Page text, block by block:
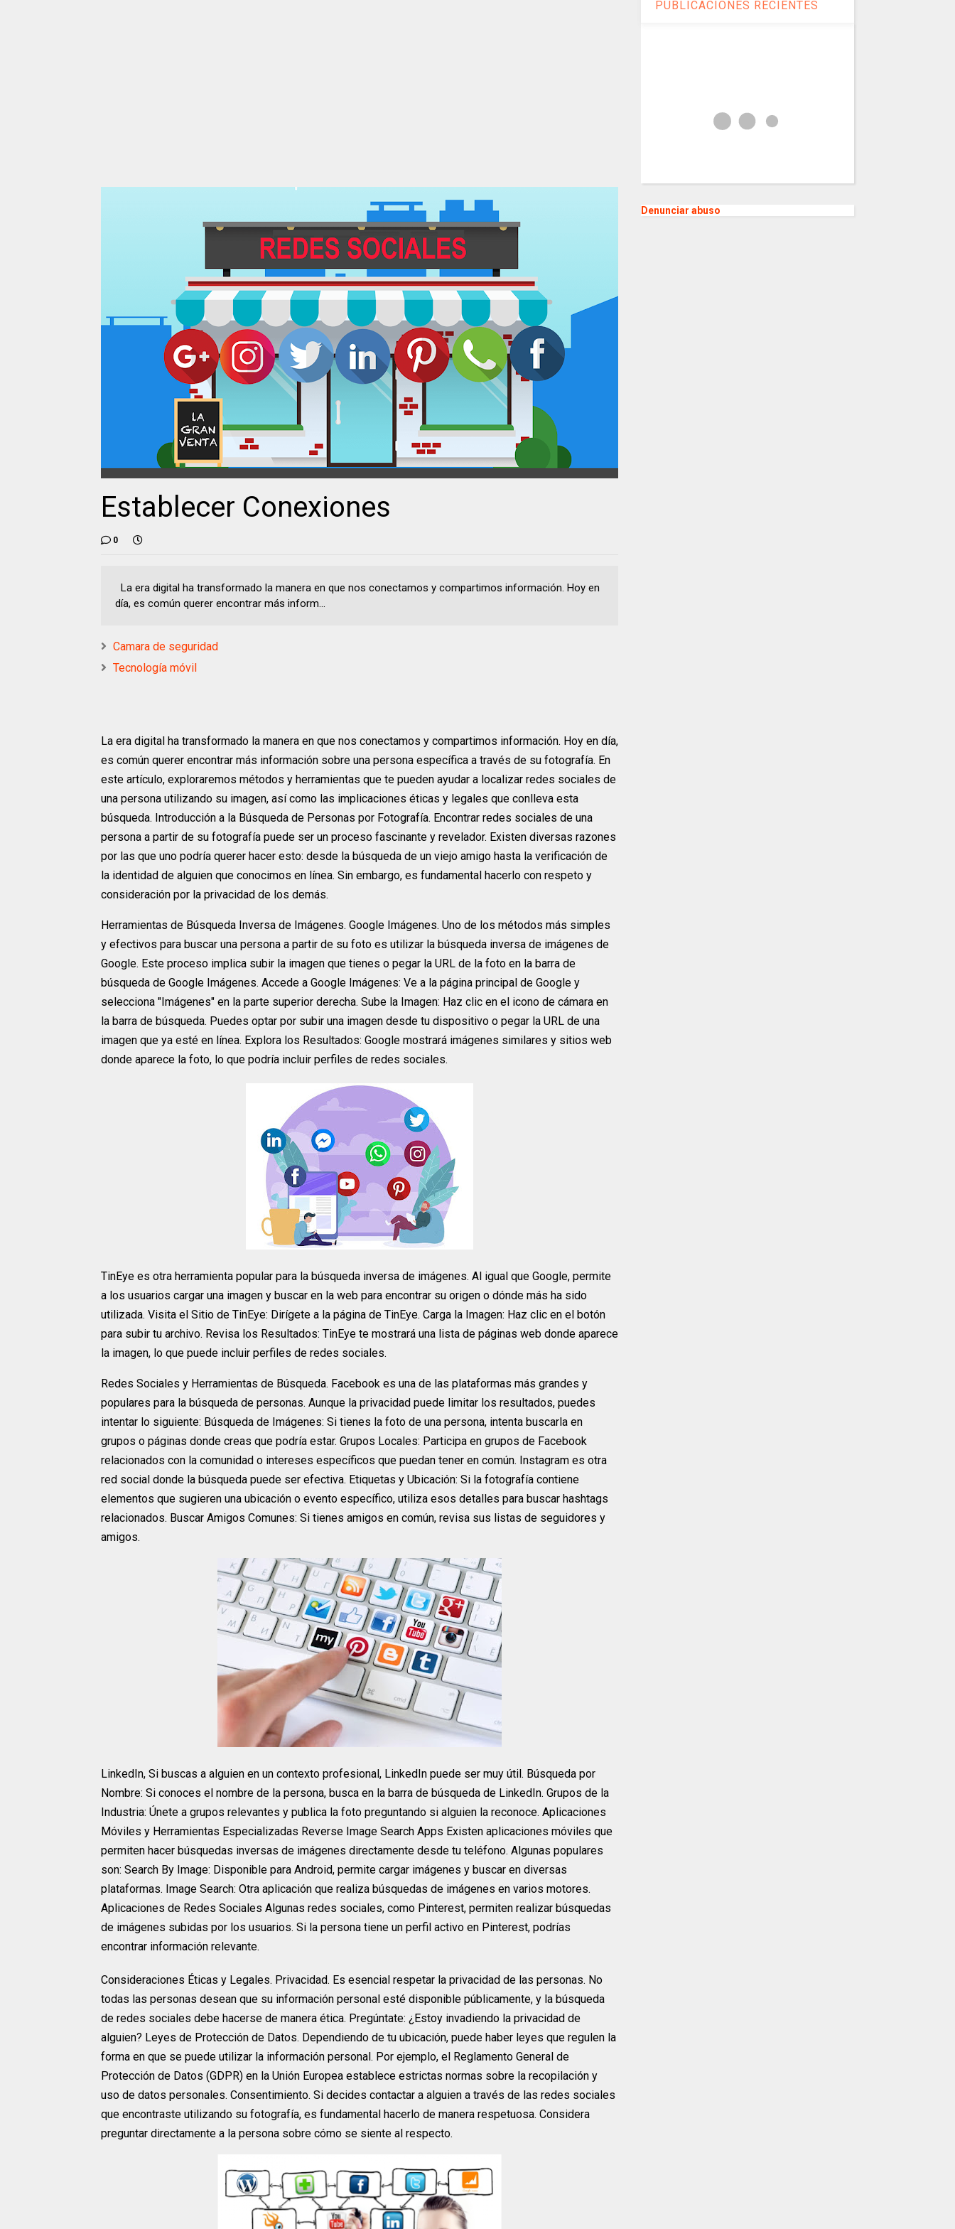
Establecer Conexiones
0
La era digital ha transformado la manera en que nos conectamos y compartimos información. Hoy en
día, es común querer encontrar más inform...
Camara de seguridad
Tecnología móvil
La era digital ha transformado la manera en que nos conectamos y compartimos información. Hoy en día,
es común querer encontrar más información sobre una persona específica a través de su fotografía. En
este artículo, exploraremos métodos y herramientas que te pueden ayudar a localizar redes sociales de
una persona utilizando su imagen, así como las implicaciones éticas y legales que conlleva esta
búsqueda. Introducción a la Búsqueda de Personas por Fotografía. Encontrar redes sociales de una
persona a partir de su fotografía puede ser un proceso fascinante y revelador. Existen diversas razones
por las que uno podría querer hacer esto: desde la búsqueda de un viejo amigo hasta la verificación de
la identidad de alguien que conocimos en línea. Sin embargo, es fundamental hacerlo con respeto y
consideración por la privacidad de los demás.
Herramientas de Búsqueda Inversa de Imágenes. Google Imágenes. Uno de los métodos más simples
y efectivos para buscar una persona a partir de su foto es utilizar la búsqueda inversa de imágenes de
Google. Este proceso implica subir la imagen que tienes o pegar la URL de la foto en la barra de
búsqueda de Google Imágenes. Accede a Google Imágenes: Ve a la página principal de Google y
selecciona "Imágenes" en la parte superior derecha. Sube la Imagen: Haz clic en el icono de cámara en
la barra de búsqueda. Puedes optar por subir una imagen desde tu dispositivo o pegar la URL de una
imagen que ya esté en línea. Explora los Resultados: Google mostrará imágenes similares y sitios web
donde aparece la foto, lo que podría incluir perfiles de redes sociales.
TinEye es otra herramienta popular para la búsqueda inversa de imágenes. Al igual que Google, permite
a los usuarios cargar una imagen y buscar en la web para encontrar su origen o dónde más ha sido
utilizada. Visita el Sitio de TinEye: Dirígete a la página de TinEye. Carga la Imagen: Haz clic en el botón
para subir tu archivo. Revisa los Resultados: TinEye te mostrará una lista de páginas web donde aparece
la imagen, lo que puede incluir perfiles de redes sociales.
Redes Sociales y Herramientas de Búsqueda. Facebook es una de las plataformas más grandes y
populares para la búsqueda de personas. Aunque la privacidad puede limitar los resultados, puedes
intentar lo siguiente: Búsqueda de Imágenes: Si tienes la foto de una persona, intenta buscarla en
grupos o páginas donde creas que podría estar. Grupos Locales: Participa en grupos de Facebook
relacionados con la comunidad o intereses específicos que puedan tener en común. Instagram es otra
red social donde la búsqueda puede ser efectiva. Etiquetas y Ubicación: Si la fotografía contiene
elementos que sugieren una ubicación o evento específico, utiliza esos detalles para buscar hashtags
relacionados. Buscar Amigos Comunes: Si tienes amigos en común, revisa sus listas de seguidores y
amigos.
LinkedIn, Si buscas a alguien en un contexto profesional, LinkedIn puede ser muy útil. Búsqueda por
Nombre: Si conoces el nombre de la persona, busca en la barra de búsqueda de LinkedIn. Grupos de la
Industria: Únete a grupos relevantes y publica la foto preguntando si alguien la reconoce. Aplicaciones
Móviles y Herramientas Especializadas Reverse Image Search Apps Existen aplicaciones móviles que
permiten hacer búsquedas inversas de imágenes directamente desde tu teléfono. Algunas populares
son: Search By Image: Disponible para Android, permite cargar imágenes y buscar en diversas
plataformas. Image Search: Otra aplicación que realiza búsquedas de imágenes en varios motores.
Aplicaciones de Redes Sociales Algunas redes sociales, como Pinterest, permiten realizar búsquedas
de imágenes subidas por los usuarios. Si la persona tiene un perfil activo en Pinterest, podrías
encontrar información relevante.
Consideraciones Éticas y Legales. Privacidad. Es esencial respetar la privacidad de las personas. No
todas las personas desean que su información personal esté disponible públicamente, y la búsqueda
de redes sociales debe hacerse de manera ética. Pregúntate: ¿Estoy invadiendo la privacidad de
alguien? Leyes de Protección de Datos. Dependiendo de tu ubicación, puede haber leyes que regulen la
forma en que se puede utilizar la información personal. Por ejemplo, el Reglamento General de
Protección de Datos (GDPR) en la Unión Europea establece estrictas normas sobre la recopilación y
uso de datos personales. Consentimiento. Si decides contactar a alguien a través de las redes sociales
que encontraste utilizando su fotografía, es fundamental hacerlo de manera respetuosa. Considera
preguntar directamente a la persona sobre cómo se siente al respecto.
PUBLICACIONES RECIENTES
Denunciar abuso